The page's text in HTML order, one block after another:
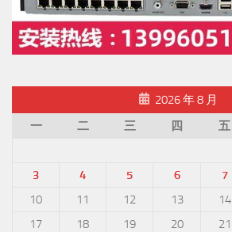
2026 年 8 月
一
二 三 四 五
3
4 5 6 7
10
11 12 13 14
17
18 19 20 21